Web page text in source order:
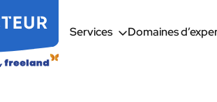
Services Domaines